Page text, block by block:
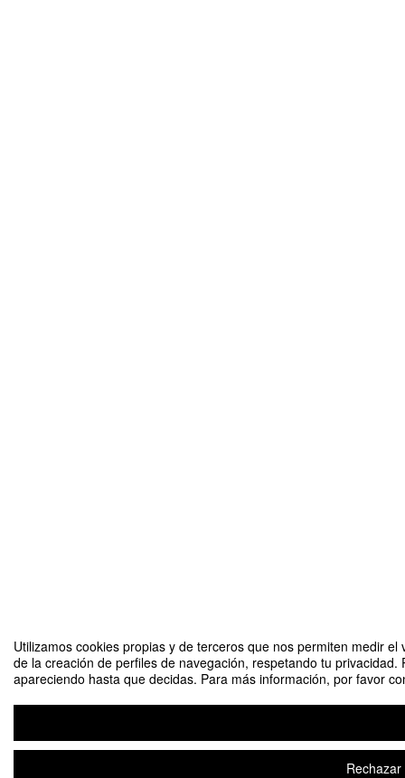
Utilizamos cookies propias y de terceros que nos permiten medir
de la creación de perfiles de navegación, respetando tu
apareciendo hasta que decidas. Para más información, por favor